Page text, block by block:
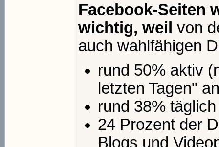
Facebook-Seiten
wichtig, weil von
auch wahlfähigen
rund 50% aktiv
letzten Tagen"
rund 38% täglich
24 Prozent der
Blogs und